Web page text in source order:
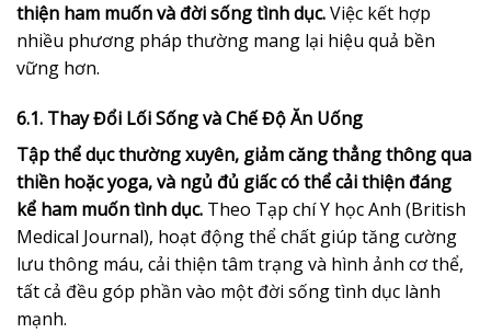
thiện ham muốn và đời sống tình dục.Việc kết hợp
nhiều phương pháp thường mang lại hiệu quả bền
vững hơn.
6.1. Thay Đổi Lối Sống và Chế Độ Ăn Uống
Tập thể dục thường xuyên, giảm căng thẳng thông qua
thiền hoặc yoga, và ngủ đủ giấc có thể cải thiện đáng
kể ham muốn tình dục. Theo Tạp chí Y học Anh (British
Medical Journal), hoạt động thể chất giúp tăng cường
lưu thông máu, cải thiện tâm trạng và hình ảnh cơ thể,
tất cả đều góp phần vào một đời sống tình dục lành
mạnh.